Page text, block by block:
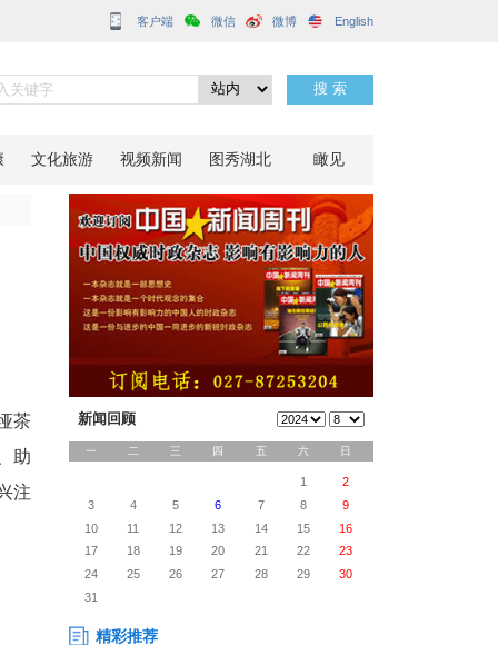
年茶旅文化季在龙王垭茶
产业招商、文旅体验、助
，为鄂西北乡村全面振兴注